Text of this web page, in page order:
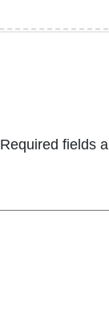
Required fields